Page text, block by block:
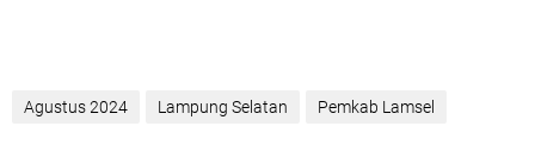
Agustus 2024 Lampung Selatan Pemkab Lamsel